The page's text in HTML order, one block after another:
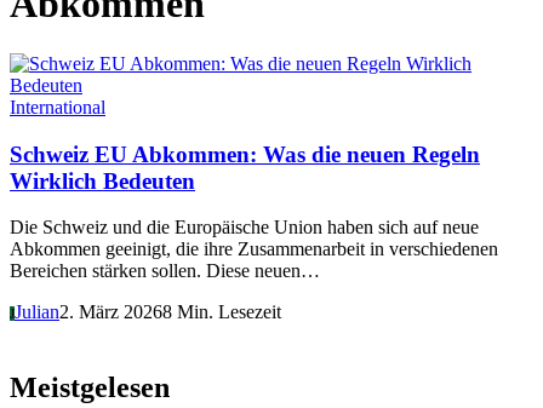
International
Schweiz EU Abkommen: Was die neuen Regeln
Wirklich Bedeuten
Die Schweiz und die Europäische Union haben sich auf neue
Abkommen geeinigt, die ihre Zusammenarbeit in verschiedenen
Bereichen stärken sollen. Diese neuen…
JJulian2. März 20268 Min. Lesezeit
Meistgelesen